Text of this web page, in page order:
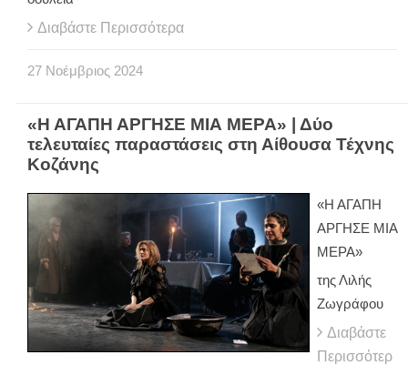
Διαβάστε Περισσότερα
27 Νοέμβριος 2024
«Η ΑΓΑΠΗ ΑΡΓΗΣΕ ΜΙΑ ΜΕΡΑ» | Δύο
τελευταίες παραστάσεις στη Αίθουσα Τέχνης
Κοζάνης
«Η ΑΓΑΠΗ
ΑΡΓΗΣΕ ΜΙΑ
ΜΕΡΑ»
της Λιλής
Ζωγράφου
Διαβάστε
Περισσότερ